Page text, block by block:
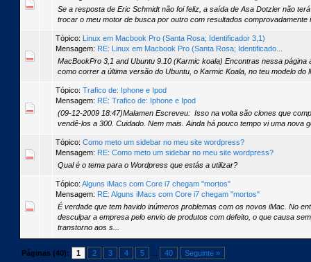
Se a resposta de Eric Schmidt não foi feliz, a saída de Asa Dotzler não
trocar o meu motor de busca por outro com resultados comprovadamente
Tópico: Linux em Macbook Pro (Santa Rosa; Identificador 3,1)
Mensagem: RE: Linux em Macbook Pro (Santa Rosa; Identificado...
MacBookPro 3,1 and Ubuntu 9.10 (Karmic koala) Encontras nessa página
como correr a última versão do Ubuntu, o Karmic Koala, no teu modelo do
Tópico: Trafico de: Iphone e Ipod
Mensagem: RE: Trafico de: Iphone e Ipod
(09-12-2009 18:47)Malamen Escreveu: Isso na volta são clones que
vendê-los a 300. Cuidado. Nem mais. Ainda há pouco tempo vi uma nova
Tópico: Como meto um sidebar no meu site wordpress?
Mensagem: RE: Como meto um sidebar no meu site wordpress?
Qual é o tema para o Wordpress que estás a utilizar?
Tópico: Alguns iMacs com Core i7 chegam "mortos"
Mensagem: RE: Alguns iMacs com Core i7 chegam "mortos"
É verdade que tem havido inúmeros problemas com os novos iMac. No
desculpar a empresa pelo envio de produtos com defeito, o que causa
transtorno aos s...
Páginas (40): 1 2 3 4 5 40 Seguinte »